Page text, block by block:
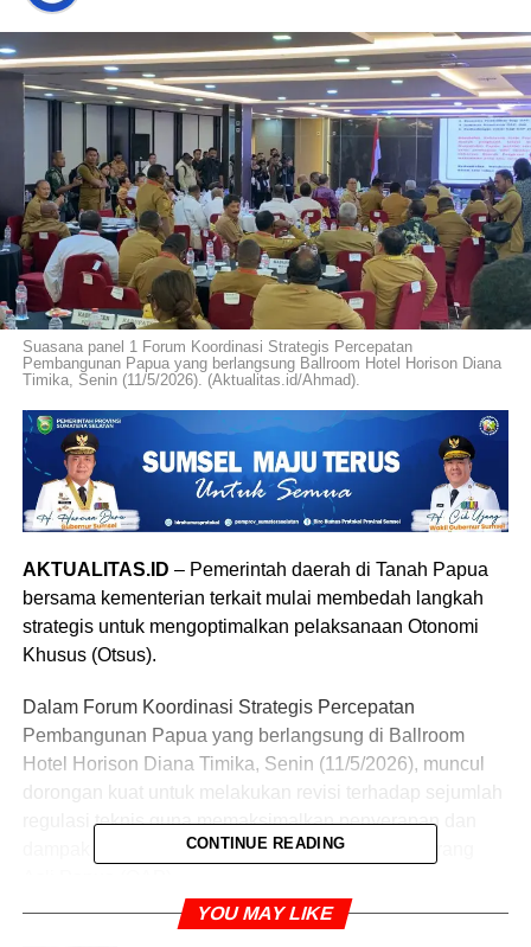
Suasana panel 1 Forum Koordinasi Strategis Percepatan
Pembangunan Papua yang berlangsung Ballroom Hotel Horison Diana
Timika, Senin (11/5/2026). (Aktualitas.id/Ahmad).
AKTUALITAS.ID – Pemerintah daerah di Tanah Papua
bersama kementerian terkait mulai membedah langkah
strategis untuk mengoptimalkan pelaksanaan Otonomi
Khusus (Otsus).
Dalam Forum Koordinasi Strategis Percepatan
Pembangunan Papua yang berlangsung di Ballroom
Hotel Horison Diana Timika, Senin (11/5/2026), muncul
dorongan kuat untuk melakukan revisi terhadap sejumlah
regulasi teknis guna memaksimalkan penyerapan dan
dampak dana Otsus bagi masyarakat, terutama Orang
Pj Sekda Papua Tengah, dr. Silwanus Sumule, yang juga
CONTINUE READING
YOU MAY LIKE